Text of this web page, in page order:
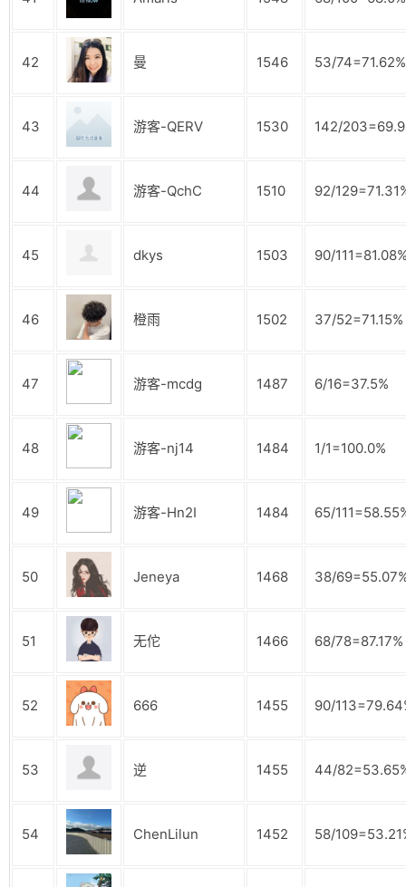
42 曼 1546 53/74=71.62%
43 游客-QERV 1530 142/
44 游客-QchC 1510 92/
45 dkys 1503 90/
46 橙雨 1502 37/52=71.15%
47 游客-mcdg 1487 6/16=37.5%
48 游客-nj14 1484 1/1=100.0%
49 游客-Hn2I 1484 65/
50 Jeneya 1468 38/
51 无佗 1466 68/78=87.17%
52 666 1455 90/
53 逆 1455 44/
54 ChenLilun 1452 58/